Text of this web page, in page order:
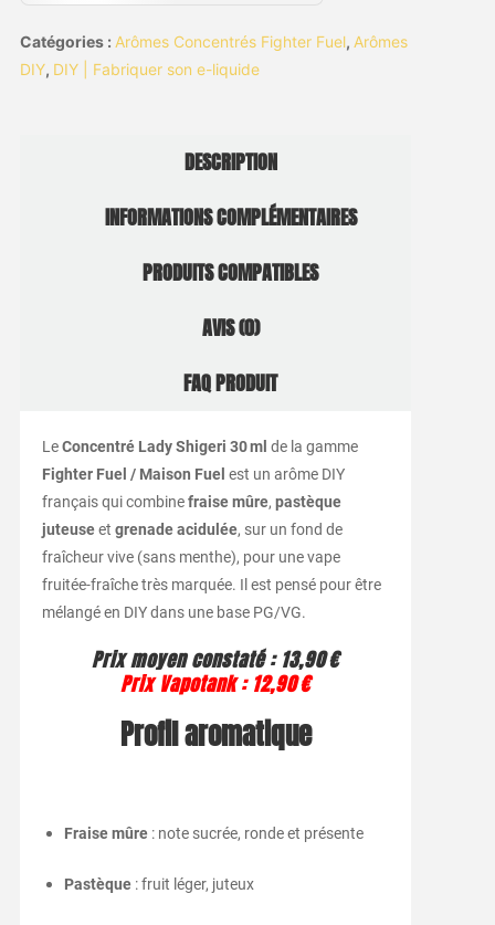
Catégories : Arômes Concentrés Fighter Fuel, Arômes
DIY, DIY | Fabriquer son e-liquide
DESCRIPTION
INFORMATIONS COMPLÉMENTAIRES
PRODUITS COMPATIBLES
AVIS (0)
FAQ PRODUIT
LeConcentré Lady Shigeri 30 ml de la gamme
Fighter Fuel / Maison Fuel est un arôme DIY
français qui combinefraise mûre, pastèque
juteuseet grenade acidulée, sur un fond de
fraîcheur vive (sans menthe), pour une vape
fruitée-fraîche très marquée. Il est pensé pour être
mélangé en DIY dans une base PG/VG.
Prix moyen constaté: 13,90 €
Prix Vapotank: 12,90 €
Profil aromatique
Fraise mûre: note sucrée, ronde et présente
Pastèque: fruit léger, juteux